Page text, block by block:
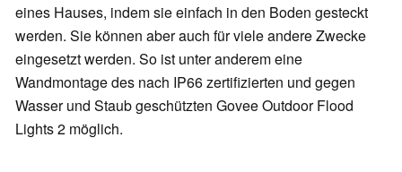
eines Hauses, indem sie einfach in den Boden gesteckt
werden. Sie können aber auch für viele andere Zwecke
eingesetzt werden. So ist unter anderem eine
Wandmontage des nach IP66 zertifizierten und gegen
Wasser und Staub geschützten Govee Outdoor Flood
Lights 2 möglich.